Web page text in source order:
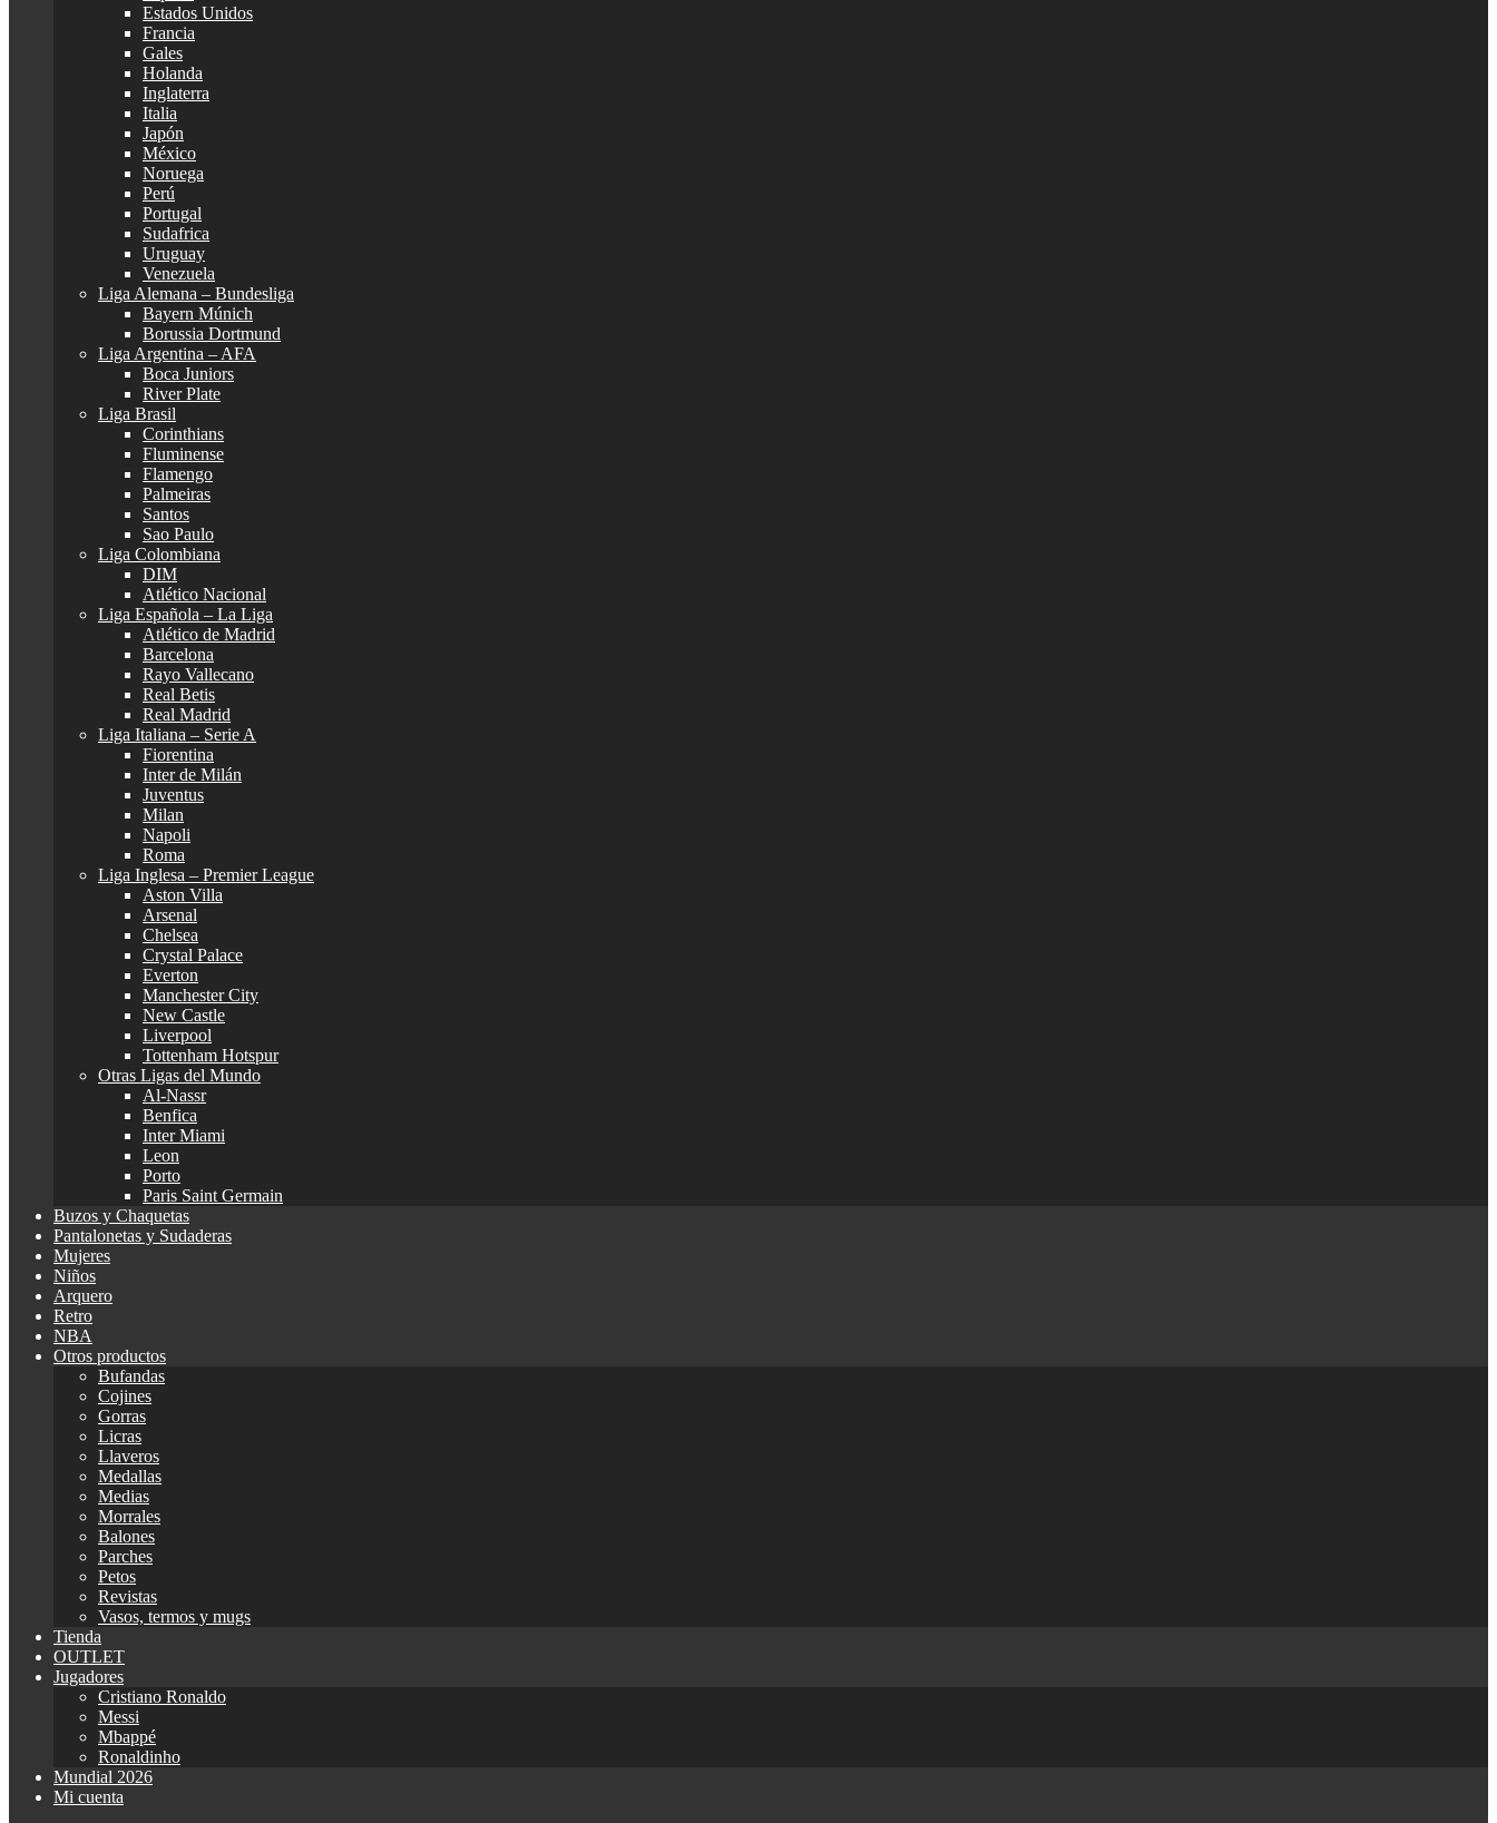
Estados Unidos
Francia
Gales
Holanda
Inglaterra
Italia
Japón
México
Noruega
Perú
Portugal
Sudafrica
Uruguay
Venezuela
Liga Alemana – Bundesliga
Bayern Múnich
Borussia Dortmund
Liga Argentina – AFA
Boca Juniors
River Plate
Liga Brasil
Corinthians
Fluminense
Flamengo
Palmeiras
Santos
Sao Paulo
Liga Colombiana
DIM
Atlético Nacional
Liga Española – La Liga
Atlético de Madrid
Barcelona
Rayo Vallecano
Real Betis
Real Madrid
Liga Italiana – Serie A
Fiorentina
Inter de Milán
Juventus
Milan
Napoli
Roma
Liga Inglesa – Premier League
Aston Villa
Arsenal
Chelsea
Crystal Palace
Everton
Manchester City
New Castle
Liverpool
Tottenham Hotspur
Otras Ligas del Mundo
Al-Nassr
Benfica
Inter Miami
Leon
Porto
Paris Saint Germain
Buzos y Chaquetas
Pantalonetas y Sudaderas
Mujeres
Niños
Arquero
Retro
NBA
Otros productos
Bufandas
Cojines
Gorras
Licras
Llaveros
Medallas
Medias
Morrales
Balones
Parches
Petos
Revistas
Vasos, termos y mugs
Tienda
OUTLET
Jugadores
Cristiano Ronaldo
Messi
Mbappé
Ronaldinho
Mundial 2026
Mi cuenta